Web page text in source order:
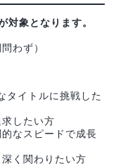
対象となります。
わず）
タイトルに挑戦した
したい方
なスピードで成長
く関わりたい方